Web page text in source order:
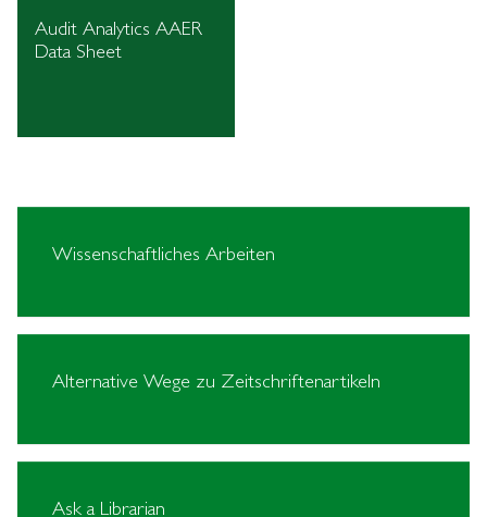
Audit Analytics AAER
Data Sheet
Wissenschaftliches Arbeiten
Alternative Wege zu Zeitschriftenartikeln
Ask a Librarian